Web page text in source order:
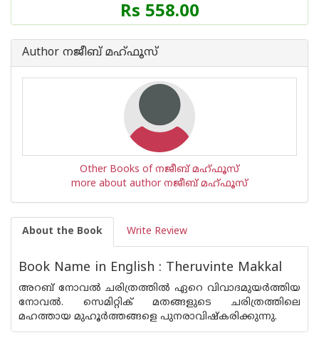
Rs 558.00
Author നജീബ് മഹ്ഫൂസ്
Other Books of നജീബ് മഹ്ഫൂസ്
more about author നജീബ് മഹ്ഫൂസ്
About the Book Write Review
Book Name in English : Theruvinte Makkal
അറബ് നോവല്‍ ചരിത്രത്തില്‍ ഏറെ വിവാദമുയര്‍ത്തിയ
നോവല്‍. സെമിറ്റിക് മതങ്ങളുടെ ചരിത്രത്തിലെ
മഹത്തായ മുഹൂര്‍ത്തങ്ങളെ പുനരാവിഷ്കരിക്കുന്നു.